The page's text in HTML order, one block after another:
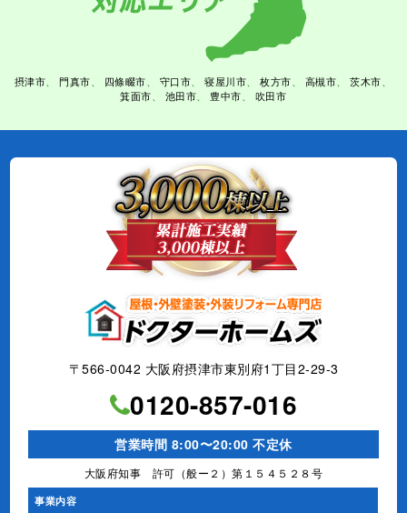
摂津市 門真市 四條畷市 守口市 寝屋川市 枚方市 高槻市
茨木市
箕面市
池田市 豊中市 吹田市
〒566-0042 大阪府摂津市東別府1丁目2-29-3
0120-857-016
営業時間 8:00〜20:00 不定休
大阪府知事 許可（般ー２）第１５４５２８号
事業内容